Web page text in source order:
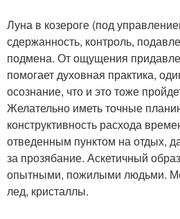
Луна в козероге (под
сдержанность, контроль,
подмена. От ощущения
помогает духовная практика,
осознание, что и это тоже
Желательно иметь точные
конструктивность расхода
отведенным пунктом на отдых,
за прозябание. Аскетичный
опытными, пожилыми людьми.
лед, кристаллы.